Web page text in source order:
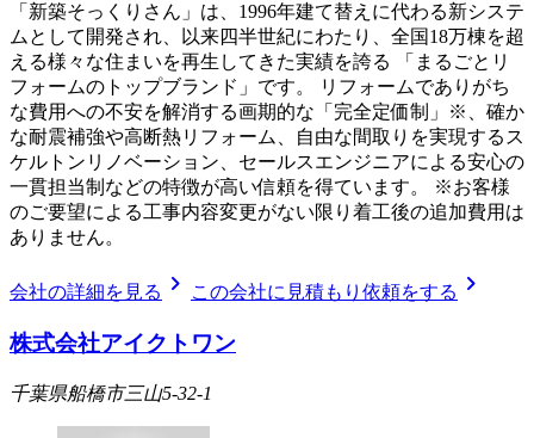
「新築そっくりさん」は、1996年建て替えに代わる新システ
ムとして開発され、以来四半世紀にわたり、全国18万棟を超
える様々な住まいを再生してきた実績を誇る 「まるごとリ
フォームのトップブランド」です。 リフォームでありがち
な費用への不安を解消する画期的な「完全定価制」※、確か
な耐震補強や高断熱リフォーム、自由な間取りを実現するス
ケルトンリノベーション、セールスエンジニアによる安心の
一貫担当制などの特徴が高い信頼を得ています。 ※お客様
のご要望による工事内容変更がない限り着工後の追加費用は
ありません。
会社の詳細を見る chevron_right この会社に見積もり依頼をする chevron_right
株式会社アイクトワン
千葉県船橋市三山5-32-1